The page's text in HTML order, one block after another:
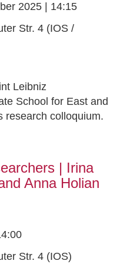
2025 | 14:15
Str. 4 (IOS /
Leibniz
School for East and
research colloquium.
| Irina
Anna Holian
Str. 4 (IOS)